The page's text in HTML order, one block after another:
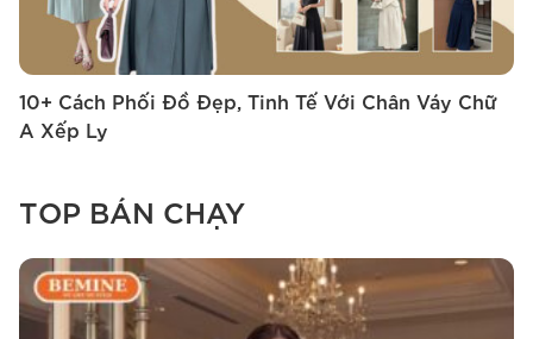
10+ Cách Phối Đồ Đẹp, Tinh Tế Với Chân Váy Chữ
A Xếp Ly
TOP BÁN CHẠY